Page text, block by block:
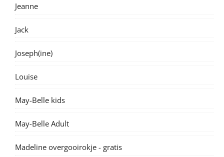
Jeanne
Jack
Joseph(ine)
Louise
May-Belle kids
May-Belle Adult
Madeline overgooirokje - gratis